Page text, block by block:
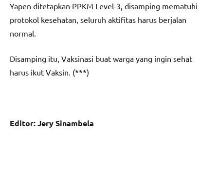
Yapen ditetapkan PPKM Level-3, disamping mematuhi
protokol kesehatan, seluruh aktifitas harus berjalan
normal.
Disamping itu, Vaksinasi buat warga yang ingin sehat
harus ikut Vaksin. (***)
Editor: Jery Sinambela